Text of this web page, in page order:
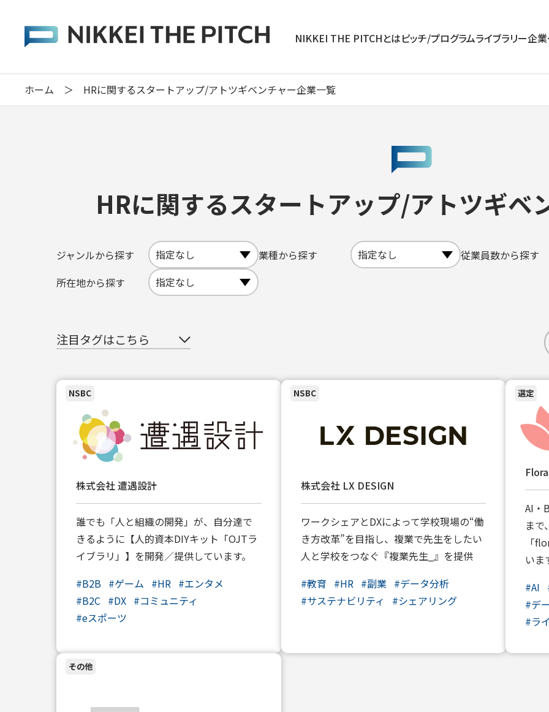
NIKKEI THE PITCHとはピッチ/プログラムライブラリー企
ホーム ＞ HRに関するスタートアップ/アトツギベンチャー企業一覧
HRに関するスタートアップ/アトツギベ
ジャンルから探す 業種から探す
従業員数から探す
所在地から探す
注目タグはこちら
NSBC
株式会社 遭遇設計
誰でも「人と組織の開発」が、自分達で
きるように【人的資本DIYキット「OJTラ
イブラリ」】を開発／提供しています。
#B2B #ゲーム #HR #エンタメ
#B2C #DX #コミュニティ
#eスポーツ
NSBC
株式会社 LX DESIGN
ワークシェアとDXによって学校現場の“働
き方改革”を目指し、複業で先生をしたい
人と学校をつなぐ『複業先生_』を提供
#教育 #HR #副業 #データ分析
#サステナビリティ #シェアリング
選定
AI・
ま
「
いま
#AI
#デ
#ラ
その他